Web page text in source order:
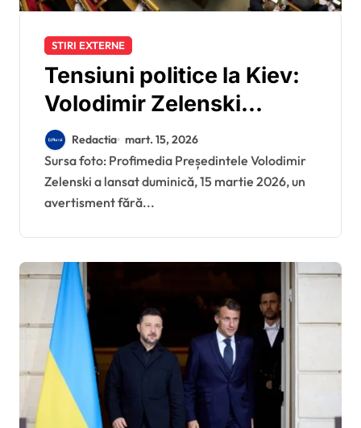
STIRI EXTERNE
Tensiuni politice la Kiev:
Volodimir Zelenski
avertizează cu
mobilizarea
parlamentarilor pe fondul
blocajului legislativ
Redactia mart. 15, 2026
Sursa foto: Profimedia Președintele Volodimir
Zelenski a lansat duminică, 15 martie 2026, un
avertisment fără...